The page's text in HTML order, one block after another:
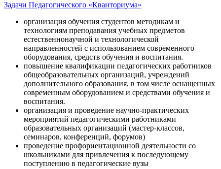
Задачи Педагогического «Кванториума»
организация обучения студентов методикам и
технологиям преподавания учебных предметов
естественнонаучной и технологической
направленностей с использованием современного
оборудования, средств обучения и воспитания.
повышение квалификации педагогических работников
общеобразовательных организаций, учреждений
дополнительного образования, в том числе оснащенных
современным оборудованием и средствами обучения и
воспитания.
организация и проведение научно-практических
мероприятий педагогическими работниками
образовательных организаций (мастер-классов,
семинаров, конференций, форумов)
проведение профориентационной деятельности со
школьниками для привлечения к последующему
поступлению в педагогические вузы